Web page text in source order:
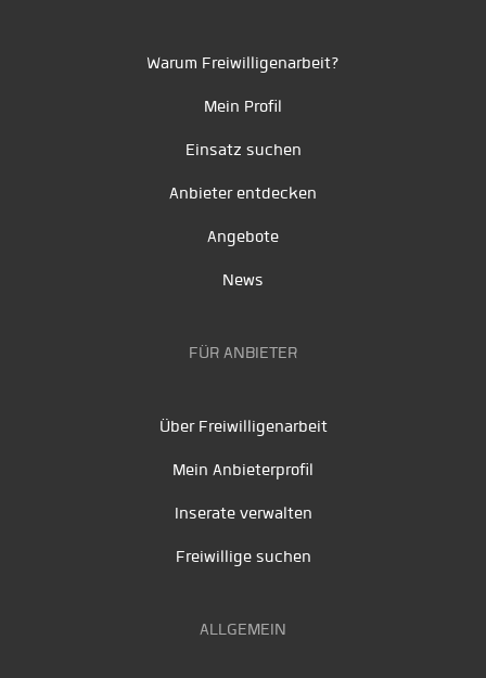
Warum Freiwilligenarbeit?
Mein Profil
Einsatz suchen
Anbieter entdecken
Angebote
News
FÜR ANBIETER
Über Freiwilligenarbeit
Mein Anbieterprofil
Inserate verwalten
Freiwillige suchen
ALLGEMEIN